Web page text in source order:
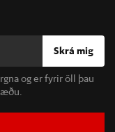
Skrá mig
og er fyrir öll þau